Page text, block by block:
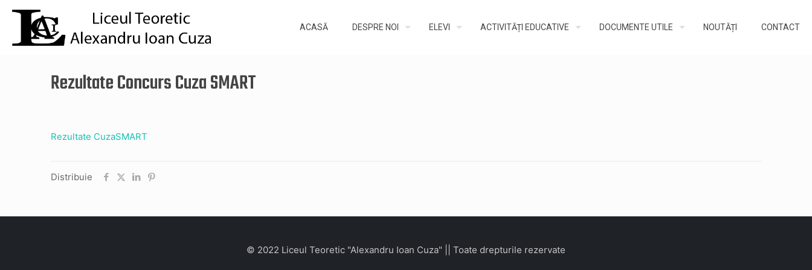
ACASĂ DESPRE NOI ELEVI ACTIVITĂȚI EDUCATIVE DOCUMENTE UTILE NOUTĂȚI CONTACT
Rezultate Concurs Cuza SMART
Rezultate CuzaSMART
Distribuie
© 2022 Liceul Teoretic "Alexandru Ioan Cuza" || Toate drepturile rezervate